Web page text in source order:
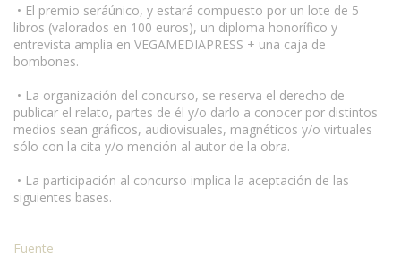
• El premio seráúnico, y estará compuesto por un lote de 5
libros (valorados en 100 euros), un diploma honorífico y
entrevista amplia en VEGAMEDIAPRESS + una caja de
bombones.
• La organización del concurso, se reserva el derecho de
publicar el relato, partes de él y/o darlo a conocer por distintos
medios sean gráficos, audiovisuales, magnéticos y/o virtuales
sólo con la cita y/o mención al autor de la obra.
• La participación al concurso implica la aceptación de las
siguientes bases.
Fuente